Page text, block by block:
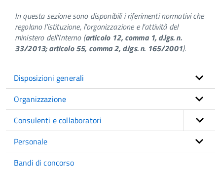
In questa sezione sono disponibili i riferimenti normativi che
regolano l'istituzione, l'organizzazione e l'attività del
ministero dell'Interno (articolo 12, comma 1, d.lgs. n.
33/2013; articolo 55, comma 2, d.lgs. n. 165/2001).
Disposizioni generali
Organizzazione
Consulenti e collaboratori
Personale
Bandi di concorso